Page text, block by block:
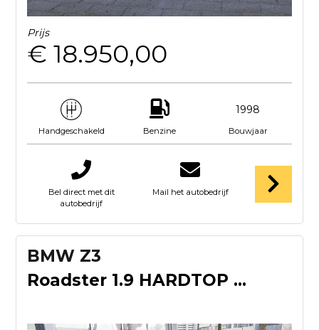
Prijs
€ 18.950,00
Handgeschakeld Benzine
1998
Bouwjaar
Bel direct met dit
autobedrijf
Mail het autobedrijf
BMW Z3
Roadster 1.9 HARDTOP LEDER